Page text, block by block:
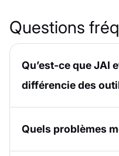
Questions
Qu’est-ce que JAI
différencie des
Quels problèmes